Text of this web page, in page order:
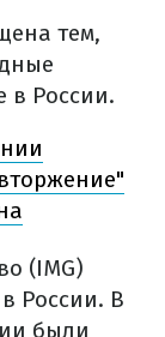
тем,
в России.
(IMG)
России. В
были